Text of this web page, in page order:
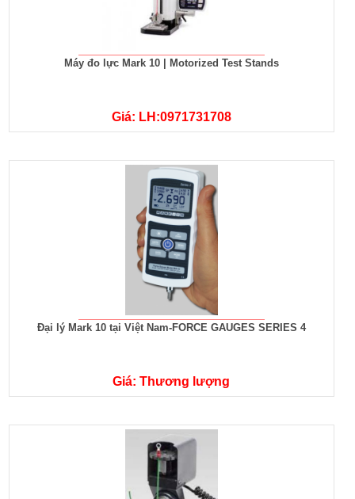
Máy đo lực Mark 10 | Motorized Test Stands
Giá: LH:0971731708
Đại lý Mark 10 tại Việt Nam-FORCE GAUGES SERIES 4
Giá: Thương lượng